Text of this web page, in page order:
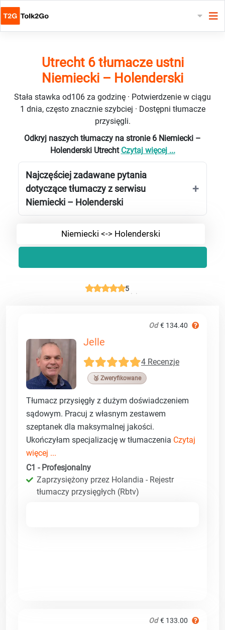
Utrecht 6 tłumacze ustni
Niemiecki – Holenderski
Stała stawka od106 za godzinę · Potwierdzenie w ciągu
1 dnia, często znacznie szybciej · Dostępni tłumacze
przysięgli.
Odkryj naszych tłumaczy na stronie 6 Niemiecki –
Holenderski Utrecht Czytaj więcej ...
Najczęściej zadawane pytania
dotyczące tłumaczy z serwisu
Niemiecki – Holenderski
Niemiecki <-> Holenderski
5
Od € 134.40
Jelle
4 Recenzje
🥉 Zweryfikowane
Tłumacz przysięgły z dużym doświadczeniem
sądowym. Pracuj z własnym zestawem
szeptanek dla maksymalnej jakości.
Ukończyłam specjalizację w tłumaczenia Czytaj
więcej ...
C1 - Profesjonalny
Zaprzysiężony przez Holandia - Rejestr
tłumaczy przysięgłych (Rbtv)
Od € 133.00